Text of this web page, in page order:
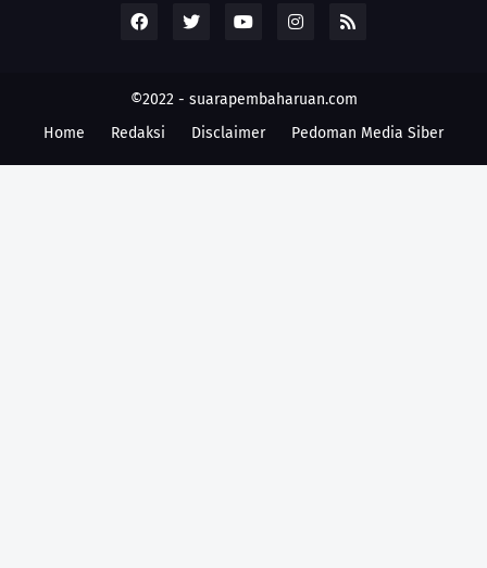
©2022 - suarapembaharuan.com
Home
Redaksi Disclaimer Pedoman Media Siber